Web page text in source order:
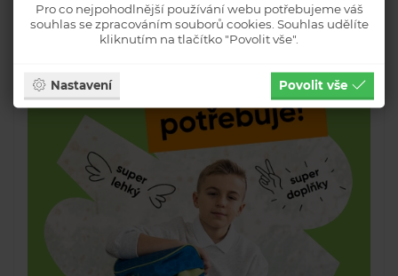
Pro co nejpohodlnější používání webu potřebujeme váš
souhlas se zpracováním souborů cookies. Souhlas udělíte
kliknutím na tlačítko "Povolit vše".
Nastavení Povolit vše